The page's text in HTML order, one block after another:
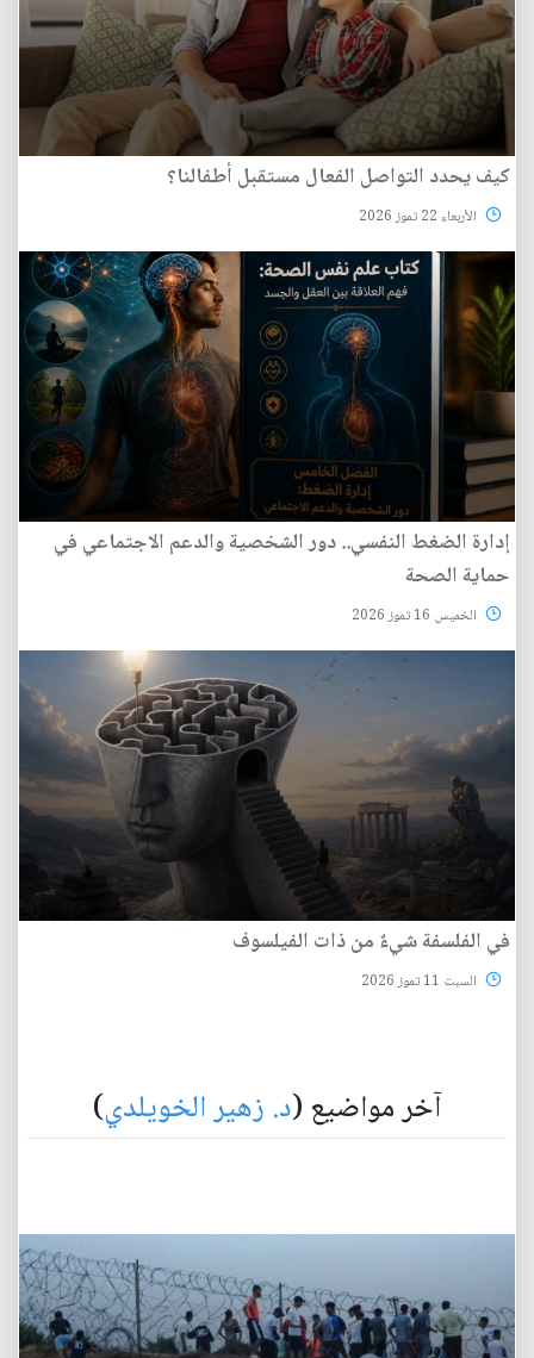
كيف يحدد التواصل الفعال مستقبل أطفالنا؟
الأربعاء 22 تموز 2026
إدارة الضغط النفسي.. دور الشخصية والدعم الاجتماعي في
حماية الصحة
الخميس 16 تموز 2026
في الفلسفة شيءٌ من ذات الفيلسوف
السبت 11 تموز 2026
آخر مواضيع (د. زهير الخويلدي)